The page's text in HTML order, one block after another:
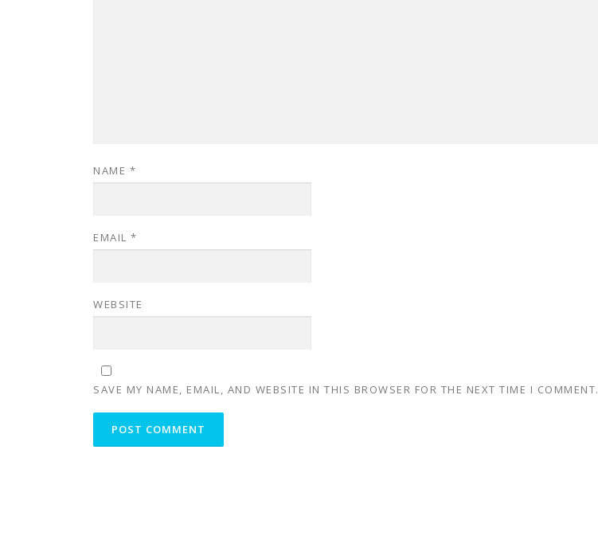
NAME *
EMAIL *
WEBSITE
SAVE MY NAME, EMAIL, AND WEBSITE IN THIS BROWSER FOR THE NEXT TIME I COMMENT.